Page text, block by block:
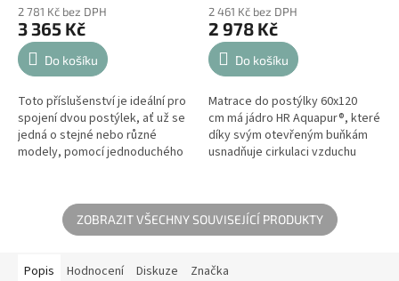
2 781 Kč bez DPH
3 365 Kč
Do košíku
Toto příslušenství je ideální pro
spojení dvou postýlek, ať už se
jedná o stejné nebo různé
modely, pomocí jednoduchého
2 461 Kč bez DPH
2 978 Kč
Do košíku
Matrace do postýlky 60x120
cm má jádro HR Aquapur®, které
díky svým otevřeným buňkám
usnadňuje cirkulaci vzduchu
ZOBRAZIT VŠECHNY SOUVISEJÍCÍ PRODUKTY
Popis Hodnocení Diskuze Značka